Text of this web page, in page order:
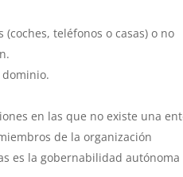
teléfonos o casas) o no
dominio.
en las que no existe una
de la organización
es la gobernabilidad autónoma